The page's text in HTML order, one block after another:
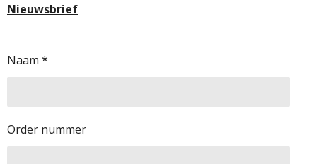
Nieuwsbrief
Naam *
Order nummer